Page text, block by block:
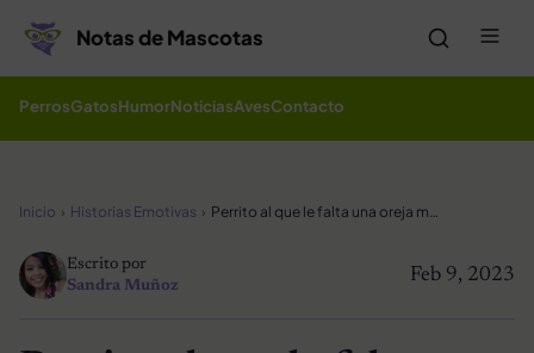
Notas de Mascotas
PerrosGatosHumorNoticiasAvesContacto
Inicio Historias Emotivas Perrito al que le falta una oreja modifica su juguete favorito para que se parezca a él
Feb 9, 2023
Escrito por
Sandra Muñoz